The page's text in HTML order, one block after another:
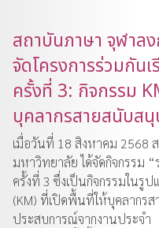
สถาบันภาษา จุฬาล
จัดโครงการร่วมกัน
ครั้งที่ 3: กิจกรรม
บุคลากรสายสนับส
เมื่อวันที่ 18 สิงหาคม 2568
มหาวิทยาลัย ได้จัดกิจกรรม
ครั้งที่ 3 ซึ่งเป็นกิจกรรมในรู
(KM) ที่เปิดพื้นที่ให้บุคลากร
ประสบการณ์จากงานประจำ